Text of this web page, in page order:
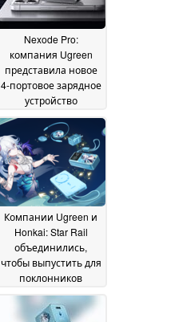
Nexode Pro:
компания Ugreen
представила новое
4-портовое зарядное
устройство
мощностью 100 Вт с
интеллектуальным
дисплеем 02 July 2026
Компании Ugreen и
Honkai: Star Rail
объединились,
чтобы выпустить для
поклонников
аксессуары,
посвящённые